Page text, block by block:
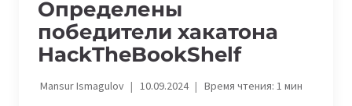
Определены
победители хакатона
HackTheBookShelf
Mansur Ismagulov 10.09.2024 Время чтения: 1мин